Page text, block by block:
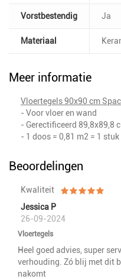
Vorstbestendig Ja
Materiaal
Meer informatie
Vloertegels 90x90 cm
- Voor vloer en wand
- Gerectificeerd 89,8x89,8
- 1 doos = 0,81 m2 = 1 stuk
Beoordelingen
Kwaliteit
Jessica P
26-09-2024
Vloertegels
Heel goed advies, super
verhouding. Zó blij met dit
nakomt